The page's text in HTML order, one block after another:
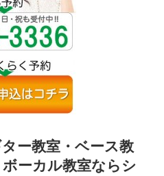
ー教室・ベース教
ーカル教室ならシ